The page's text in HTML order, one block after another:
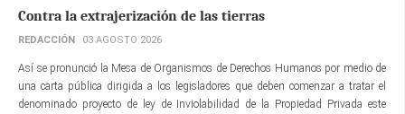
Contra la extrajerización de las tierras
REDACCIÓN 03 AGOSTO 2026
Así se pronunció la Mesa de Organismos de Derechos Humanos por medio de
una carta pública dirigida a los legisladores que deben comenzar a tratar el
denominado proyecto de ley de Inviolabilidad de la Propiedad Privada este